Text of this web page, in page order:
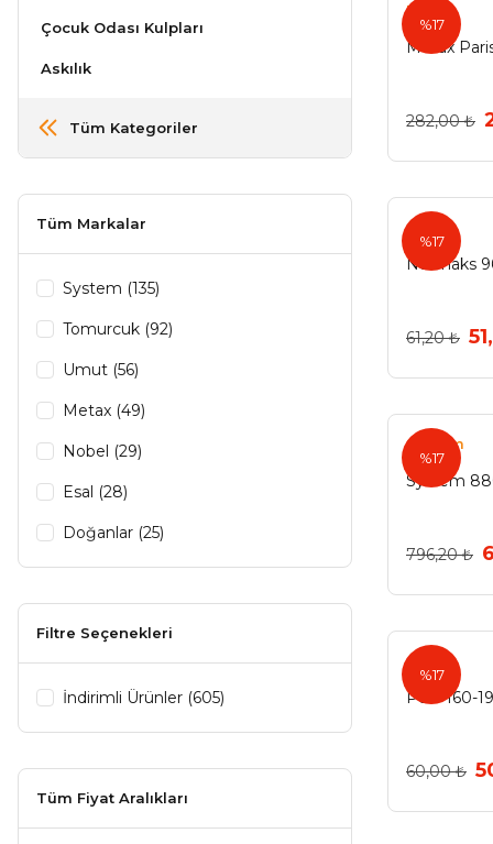
Çocuk Odası Kulpları
Askılık
Tüm Kategoriler
Tüm Markalar
System (135)
Tomurcuk (92)
Umut (56)
Metax (49)
Nobel (29)
Esal (28)
Doğanlar (25)
Ventus (21)
Emaks (12)
Ermo (12)
Filtre Seçenekleri
İndirimli Ürünler (605)
Tüm Fiyat Aralıkları
%17
Metax
Metax
282,00 ₺
%17
Nurmaks
61,20 ₺
%17
System
System
796,20 ₺
%17
Pole 160-
60,00 ₺